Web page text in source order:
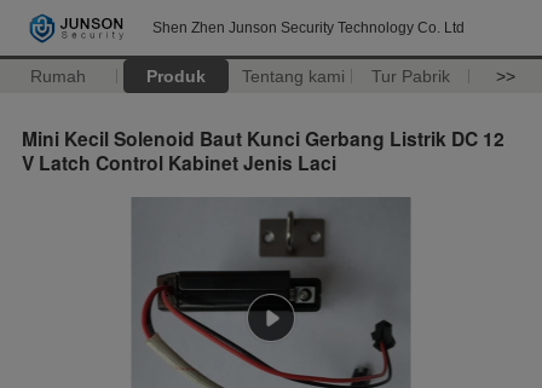
Shen Zhen Junson Security Technology Co. Ltd
Rumah Produk Tentang kami Tur Pabrik >>
Mini Kecil Solenoid Baut Kunci Gerbang Listrik DC 12
V Latch Control Kabinet Jenis Laci